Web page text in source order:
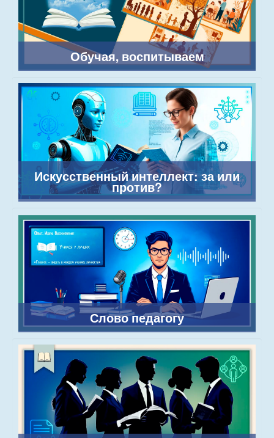
Обучая, воспитываем
Искусственный интеллект: за или
против?
Слово педагогу